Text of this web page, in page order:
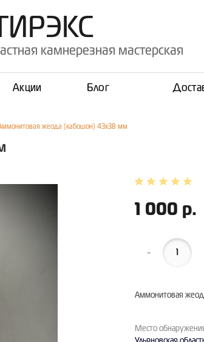
камнерезная мастерская
Акции Блог
жеода (кабошон) 43х38 мм
1 000 р.
-
Аммонитовая
Место